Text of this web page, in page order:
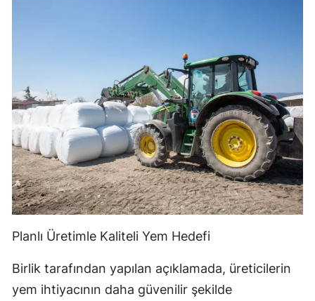
Planlı Üretimle Kaliteli Yem Hedefi
Birlik tarafından yapılan açıklamada, üreticilerin
yem ihtiyacının daha güvenilir şekilde